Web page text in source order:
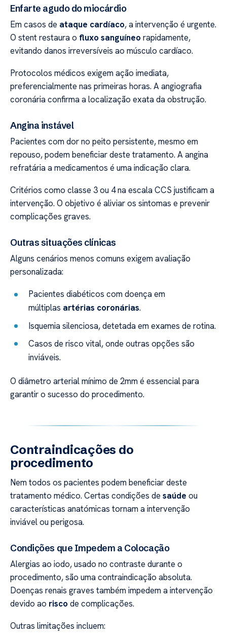
Enfarte agudo do miocárdio
Em casos de ataque cardíaco, a intervenção é urgente.
O stent restaura o fluxo sanguíneo rapidamente,
evitando danos irreversíveis ao músculo cardíaco.
Protocolos médicos exigem ação imediata,
preferencialmente nas primeiras horas. A angiografia
coronária confirma a localização exata da obstrução.
Angina instável
Pacientes com dor no peito persistente, mesmo em
repouso, podem beneficiar deste tratamento. A angina
refratária a medicamentos é uma indicação clara.
Critérios como classe 3 ou 4 na escala CCS justificam a
intervenção. O objetivo é aliviar os sintomas e prevenir
complicações graves.
Outras situações clínicas
Alguns cenários menos comuns exigem avaliação
personalizada:
Pacientes diabéticos com doença em
múltiplas artérias coronárias.
Isquemia silenciosa, detetada em exames de rotina.
Casos de risco vital, onde outras opções são
inviáveis.
O diâmetro arterial mínimo de 2mm é essencial para
garantir o sucesso do procedimento.
Contraindicações do
procedimento
Nem todos os pacientes podem beneficiar deste
tratamento médico. Certas condições de saúde ou
características anatómicas tornam a intervenção
inviável ou perigosa.
Condições que Impedem a Colocação
Alergias ao iodo, usado no contraste durante o
procedimento, são uma contraindicação absoluta.
Doenças renais graves também impedem a intervenção
devido ao risco de complicações.
Outras limitações incluem: